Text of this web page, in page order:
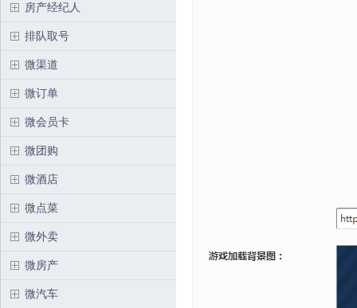
房产经纪人
排队取号
微渠道
微订单
微会员卡
微团购
微酒店
微点菜
微外卖
微房产
微汽车